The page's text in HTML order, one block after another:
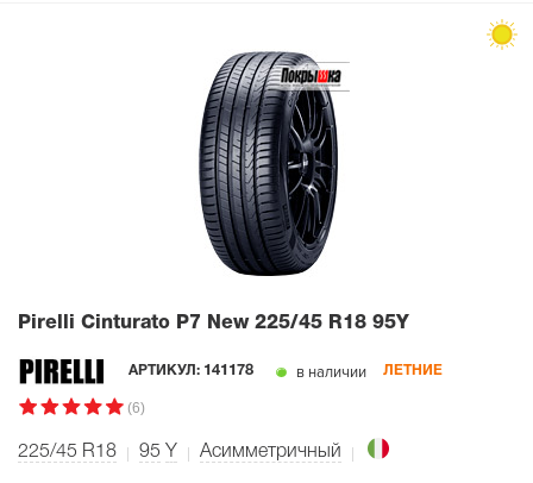
Pirelli Cinturato P7 New 225/45 R18 95Y
АРТИКУЛ: 141178 в наличии ЛЕТНИЕ
(6)
225/45 R18 95 Y Асимметричный